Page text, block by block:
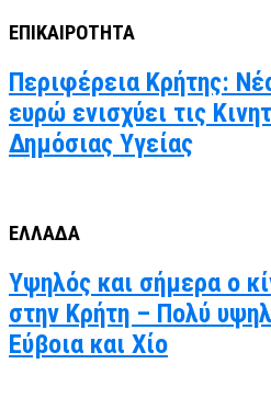
ΕΠΙΚΑΙΡΟΤΗΤΑ
Περιφέρεια Κρήτης:
ευρώ ενισχύει τις
Δημόσιας Υγείας
ΕΛΛΑΔΑ
Υψηλός και σήμερα ο
στην Κρήτη – Πολύ
Εύβοια και Χίο